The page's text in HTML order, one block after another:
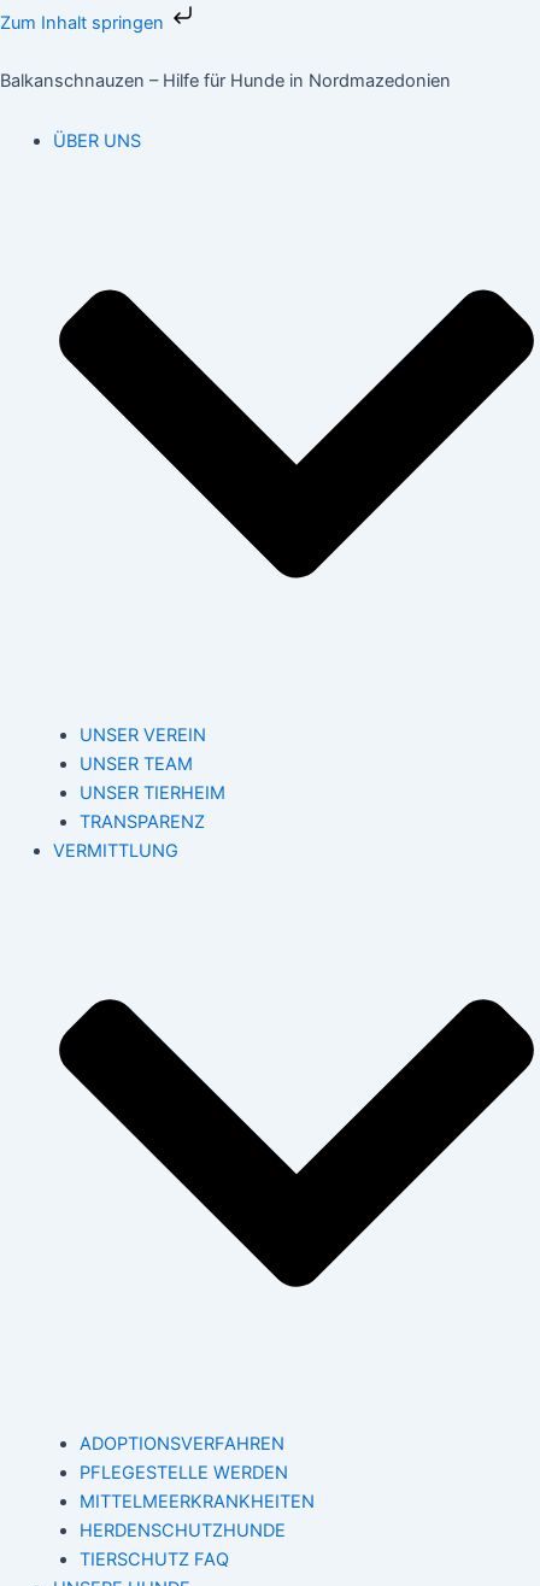
Zum Inhalt springen
Zum
springen
Balkanschnauzen – Hilfe für Hunde in Nordmazedonien
ÜBER UNS
UNSER VEREIN
UNSER TEAM
UNSER TIERHEIM
TRANSPARENZ
VERMITTLUNG
ADOPTIONSVERFAHREN
PFLEGESTELLE WERDEN
MITTELMEERKRANKHEITEN
HERDENSCHUTZHUNDE
TIERSCHUTZ FAQ